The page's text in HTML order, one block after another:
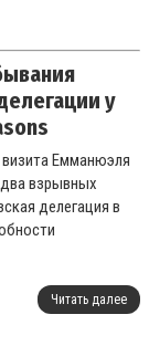
у
Емманюэля
взрывных
делегация в
Читать далее